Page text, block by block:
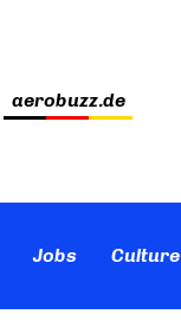
aerobuzz.de
Jobs